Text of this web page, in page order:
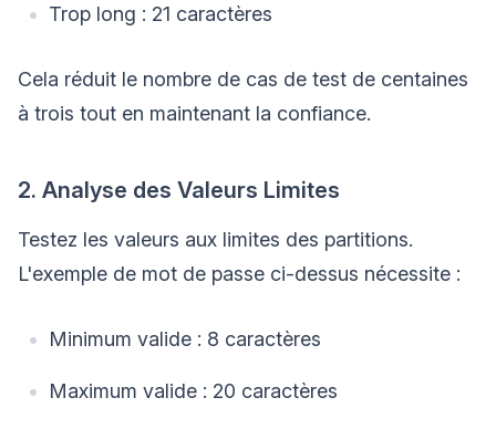
Trop long : 21 caractères
Cela réduit le nombre de cas de test de centaines
à trois tout en maintenant la confiance.
2. Analyse des Valeurs Limites
Testez les valeurs aux limites des partitions.
L'exemple de mot de passe ci-dessus nécessite :
Minimum valide : 8 caractères
Maximum valide : 20 caractères